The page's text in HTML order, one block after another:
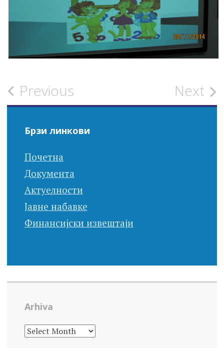
Post
Previous Next
Брзи линкови
Почетна
Документа
Актуелности
Јавне набавке
Финансијски извештаји
Arhiva
ARHIVA